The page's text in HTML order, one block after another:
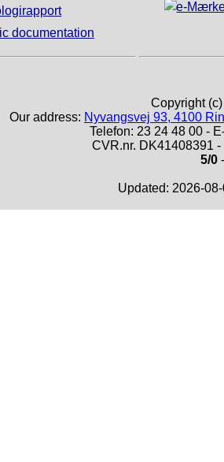
Copyright
Our address: Nyvangsvej 93, 4100
Telefon: 23 24 48 00 -
CVR.nr. DK41408391
5/0
Updated: 2026-